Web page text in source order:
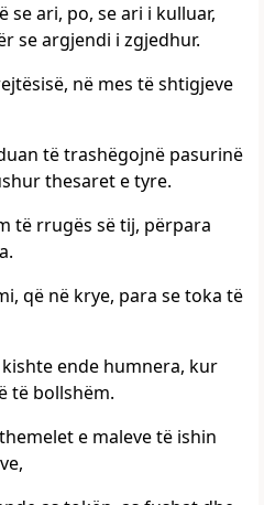
se ari, po, se ari i kulluar,
se argjendi i zgjedhur.
në mes të shtigjeve
të trashëgojnë pasurinë
thesaret e tyre.
të rrugës së tij, përpara
që në krye, para se toka të
ende humnera, kur
të bollshëm.
e maleve të ishin